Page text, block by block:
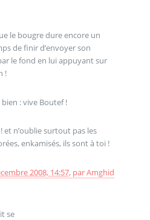
le bougre dure encore un
de finir d’envoyer son
le fond en lui appuyant sur
!
: vive Boutef !
et n’oublie surtout pas les
enkamisés, ils sont à toi !
2008, 14:57, parAmghid
se